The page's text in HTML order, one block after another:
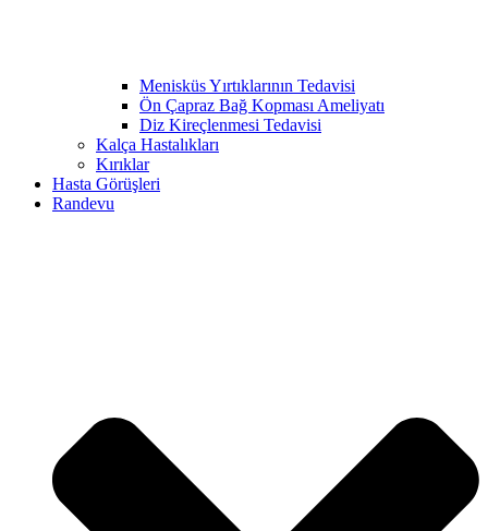
Menisküs Yırtıklarının Tedavisi
Ön Çapraz Bağ Kopması Ameliyatı
Diz Kireçlenmesi Tedavisi
Kalça Hastalıkları
Kırıklar
Hasta Görüşleri
Randevu